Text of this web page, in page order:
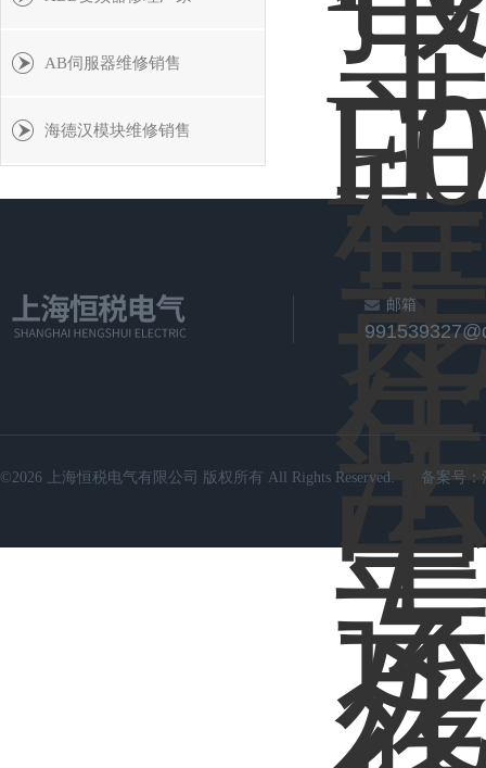
AB伺服器维修销售
海德汉模块维修销售
邮箱
©2026 上海恒税电气有限公司 版权所有 All Rights Reserved. 备案号：